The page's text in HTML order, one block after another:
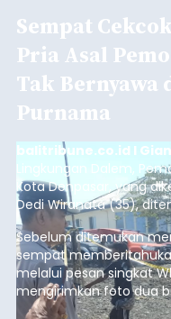
Sempat
Pria Asal
Tak Bernyawa
Purnama
balitribune.co.id I
Lingkungan Dalem,
Kota Denpasar, yang
Dedi Wiranata (35),
pesisir Pantai Purnama,
Sebelum ditemukan
sempat
melalui pesan singkat
mengirimkan foto dua
istrinya.